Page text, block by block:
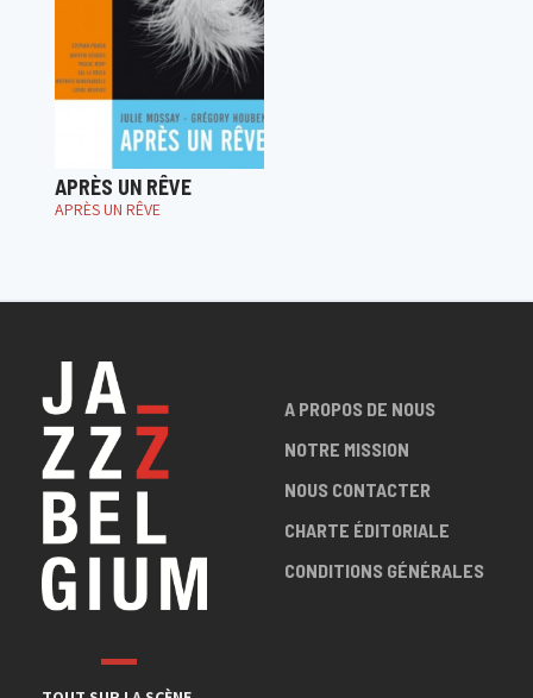
APRÈS UN RÊVE
APRÈS UN RÊVE
A PROPOS DE NOUS
NOTRE MISSION
NOUS CONTACTER
CHARTE ÉDITORIALE
CONDITIONS GÉNÉRALES